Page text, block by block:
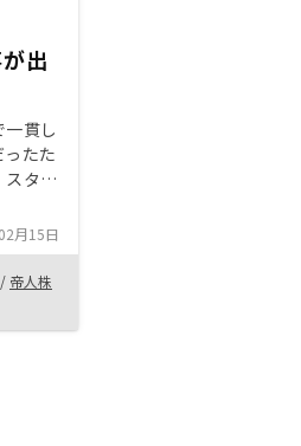
出
貫し
たた
タッ
のアフ
と思い
。
月15日
/ 帝人株